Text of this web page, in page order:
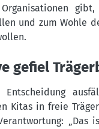
Organisationen
und zum Wohle
gefiel
Kitas in freie
„Das